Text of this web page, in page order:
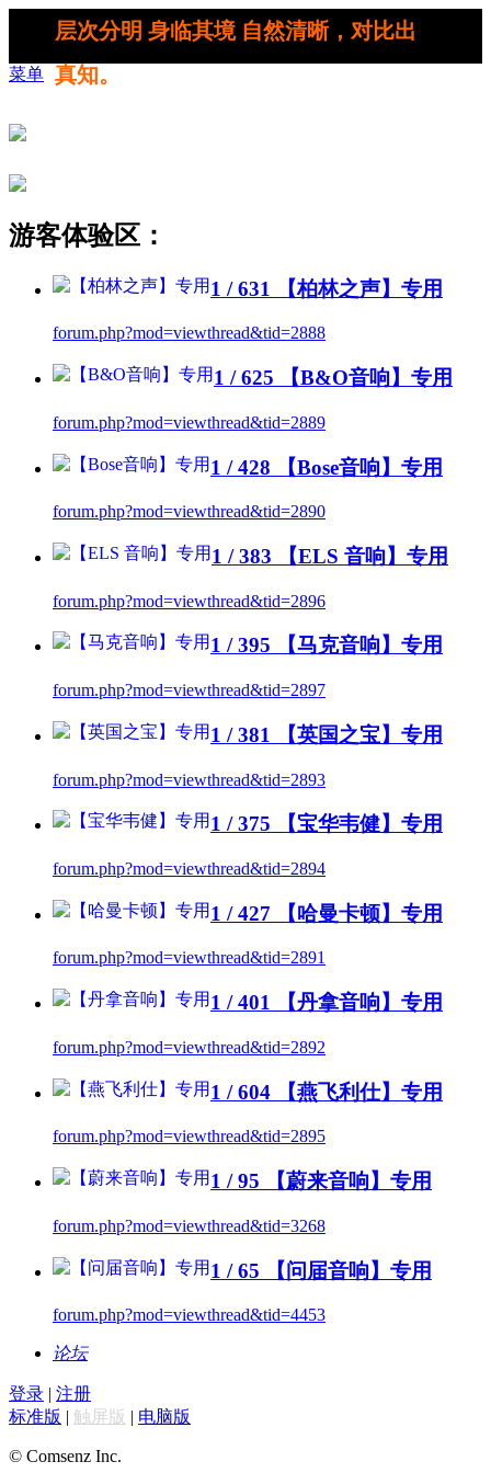
层次分明 身临其境 自然清晰，对比出
真知。
菜单
游客体验区：
1 / 631 【柏林之声】专用
forum.php?mod=viewthread&tid=2888
1 / 625 【B&O音响】专用
forum.php?mod=viewthread&tid=2889
1 / 428 【Bose音响】专用
forum.php?mod=viewthread&tid=2890
1 / 383 【ELS 音响】专用
forum.php?mod=viewthread&tid=2896
1 / 395 【马克音响】专用
forum.php?mod=viewthread&tid=2897
1 / 381 【英国之宝】专用
forum.php?mod=viewthread&tid=2893
1 / 375 【宝华韦健】专用
forum.php?mod=viewthread&tid=2894
1 / 427 【哈曼卡顿】专用
forum.php?mod=viewthread&tid=2891
1 / 401 【丹拿音响】专用
forum.php?mod=viewthread&tid=2892
1 / 604 【燕飞利仕】专用
forum.php?mod=viewthread&tid=2895
1 / 95 【蔚来音响】专用
forum.php?mod=viewthread&tid=3268
1 / 65 【问届音响】专用
forum.php?mod=viewthread&tid=4453
论坛
登录 | 注册
标准版 | 触屏版 | 电脑版
© Comsenz Inc.